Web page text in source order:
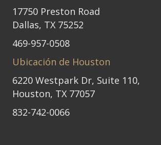
17750 Preston Road
Dallas, TX 75252
469-957-0508
Ubicación de Houston
6220 Westpark Dr, Suite 110,
Houston, TX 77057
832-742-0066